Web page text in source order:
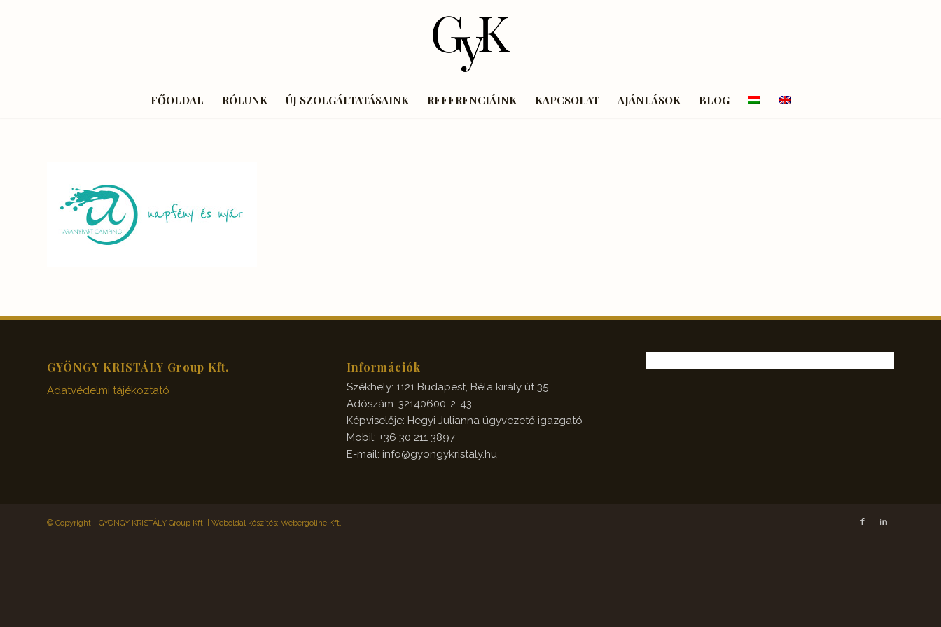
FŐOLDAL RÓLUNK ÚJ SZOLGÁLTATÁSAINK REFERENCIÁINK KAPCSOLAT AJÁNLÁSOK BLOG
GYÖNGY KRISTÁLY Group Kft.
Adatvédelmi tájékoztató
Információk
Székhely: 1121 Budapest, Béla király út 35 .
Adószám: 32140600-2-43
Képviselője: Hegyi Julianna ügyvezető igazgató
Mobil: +36 30 211 3897
E-mail: info@gyongykristaly.hu
© Copyright - GYÖNGY KRISTÁLY Group Kft. | Weboldal készítés: Webergoline Kft.